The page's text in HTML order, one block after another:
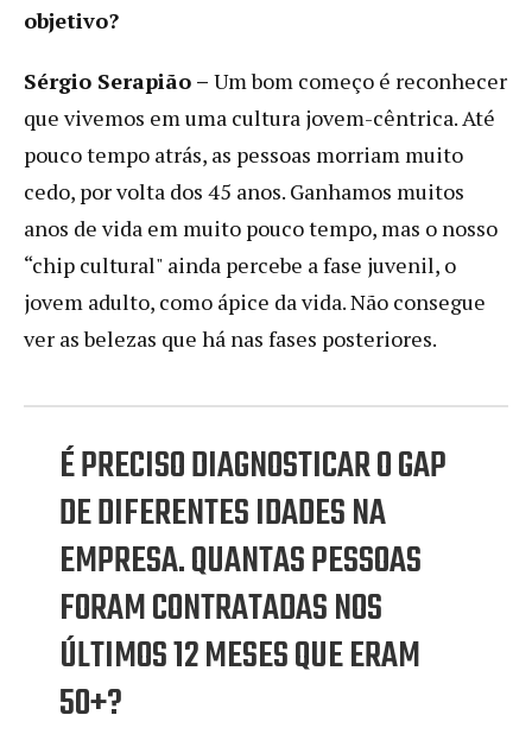
objetivo?
Sérgio Serapião – Um bom começo é reconhecer
que vivemos em uma cultura jovem-cêntrica. Até
pouco tempo atrás, as pessoas morriam muito
cedo, por volta dos 45 anos. Ganhamos muitos
anos de vida em muito pouco tempo, mas o nosso
“chip cultural" ainda percebe a fase juvenil, o
jovem adulto, como ápice da vida. Não consegue
ver as belezas que há nas fases posteriores.
É PRECISO DIAGNOSTICAR O GAP
DE DIFERENTES IDADES NA
EMPRESA. QUANTAS PESSOAS
FORAM CONTRATADAS NOS
ÚLTIMOS 12 MESES QUE ERAM
50+?